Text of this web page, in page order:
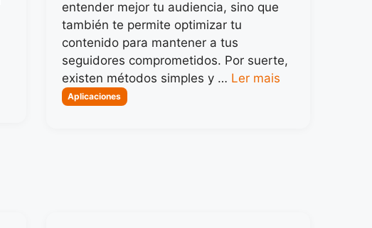
entender mejor tu audiencia, sino que
también te permite optimizar tu
contenido para mantener a tus
seguidores comprometidos. Por suerte,
existen métodos simples y … Ler mais
Categorias
Aplicaciones